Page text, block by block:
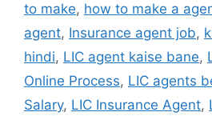
to make, how to make a
agent, Insurance agent job,
hindi, LIC agent kaise bane,
Online Process, LIC agents
Salary, LIC Insurance Agent,